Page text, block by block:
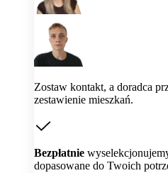
Zostaw kontakt, a doradca
zestawienie mieszkań.
Bezpłatnie
dopasowane do Twoich